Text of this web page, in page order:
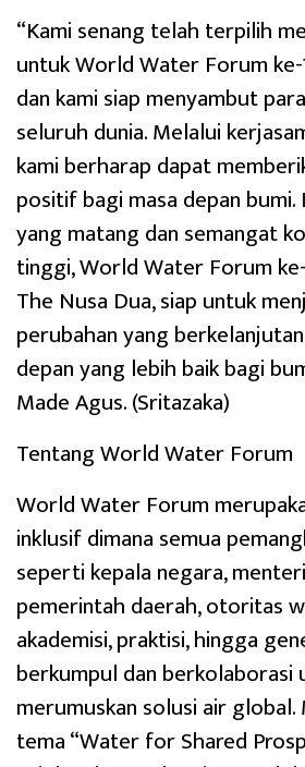
“Kami senang telah terpilih
untuk World Water Forum
dan kami siap menyambut
seluruh dunia. Melalui
kami berharap dapat
positif bagi masa depan bumi.
yang matang dan semangat
tinggi, World Water Forum
The Nusa Dua, siap untuk
perubahan yang
depan yang lebih baik bagi
Made Agus. (Sritazaka)
Tentang World Water Forum
World Water Forum
inklusif dimana semua
seperti kepala negara,
pemerintah daerah, otoritas
akademisi, praktisi, hingga
berkumpul dan berkolaborasi
merumuskan solusi air
tema “Water for Shared